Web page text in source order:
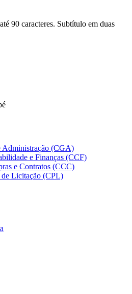
90 caracteres. Subtítulo em duas
Administração (CGA)
e Finanças (CCF)
e Contratos (CCC)
de Licitação (CPL)